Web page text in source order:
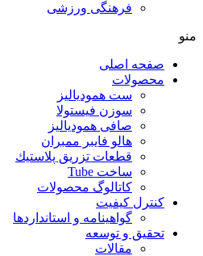
فرهنگی ورزشی
منو
صفحه اصلی
محصولات
ست همودیالیز
سوزن فیستولا
صافی همودیالیز
هالو فایبر ممبران
قطعات تزريق پلاستيك
ساخت Tube
کاتالوگ محصولات
کنترل کیفیت
گواهينامه و استانداردها
تحقيق و توسعه
مقالات